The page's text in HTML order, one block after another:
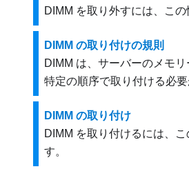
DIMM を取り外すには、この
DIMM の取り付けの規則
DIMM は、サーバーのメモリ
特定の順序で取り付ける必要
DIMM の取り付け
DIMM を取り付けるには、
す。